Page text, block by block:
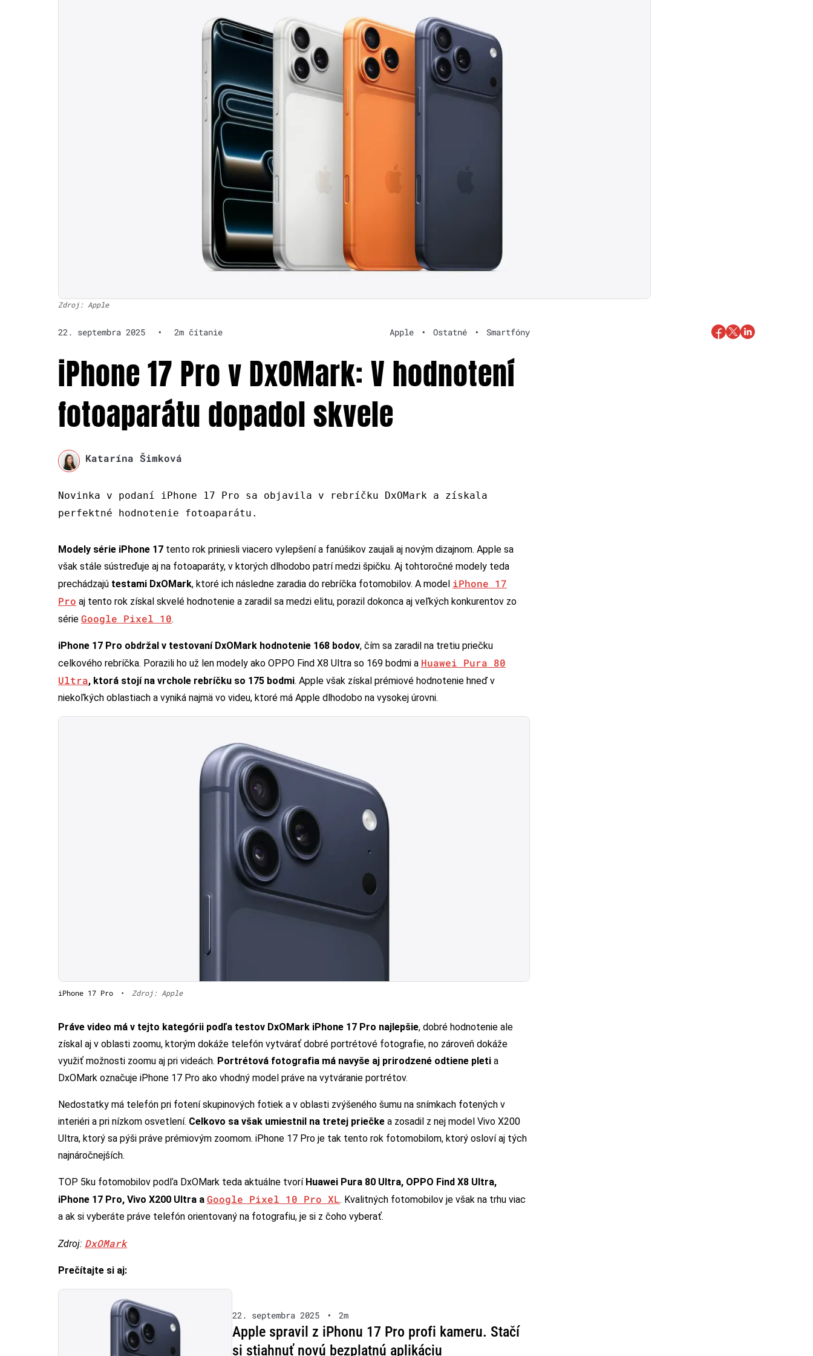
Zdroj: Apple
22. septembra 2025 • 2m čítanie Apple • Ostatné • Smartfóny
iPhone 17 Pro v DxOMark: V hodnotení
fotoaparátu dopadol skvele
Katarína Šimková
Novinka v podaní iPhone 17 Pro sa objavila v rebríčku DxOMark a získala
perfektné hodnotenie fotoaparátu.
Modely série iPhone 17 tento rok priniesli viacero vylepšení a fanúšikov zaujali aj novým dizajnom. Apple sa
však stále sústreďuje aj na fotoaparáty, v ktorých dlhodobo patrí medzi špičku. Aj tohtoročné modely teda
prechádzajú testami DxOMark, ktoré ich následne zaradia do rebríčka fotomobilov. A model iPhone 17
Pro aj tento rok získal skvelé hodnotenie a zaradil sa medzi elitu, porazil dokonca aj veľkých konkurentov zo
série Google Pixel 10.
iPhone 17 Pro obdržal v testovaní DxOMark hodnotenie 168 bodov, čím sa zaradil na tretiu priečku
celkového rebríčka. Porazili ho už len modely ako OPPO Find X8 Ultra so 169 bodmi a Huawei Pura 80
Ultra, ktorá stojí na vrchole rebríčku so 175 bodmi. Apple však získal prémiové hodnotenie hneď v
niekoľkých oblastiach a vyniká najmä vo videu, ktoré má Apple dlhodobo na vysokej úrovni.
iPhone 17 Pro • Zdroj: Apple
Práve video má v tejto kategórii podľa testov DxOMark iPhone 17 Pro najlepšie, dobré hodnotenie ale
získal aj v oblasti zoomu, ktorým dokáže telefón vytvárať dobré portrétové fotografie, no zároveň dokáže
využiť možnosti zoomu aj pri videách. Portrétová fotografia má navyše aj prirodzené odtiene pleti a
DxOMark označuje iPhone 17 Pro ako vhodný model práve na vytváranie portrétov.
Nedostatky má telefón pri fotení skupinových fotiek a v oblasti zvýšeného šumu na snímkach fotených v
interiéri a pri nízkom osvetlení. Celkovo sa však umiestnil na tretej priečke a zosadil z nej model Vivo X200
Ultra, ktorý sa pýši práve prémiovým zoomom. iPhone 17 Pro je tak tento rok fotomobilom, ktorý osloví aj tých
najnáročnejších.
TOP 5ku fotomobilov podľa DxOMark teda aktuálne tvorí Huawei Pura 80 Ultra, OPPO Find X8 Ultra,
iPhone 17 Pro, Vivo X200 Ultra a Google Pixel 10 Pro XL. Kvalitných fotomobilov je však na trhu viac
a ak si vyberáte práve telefón orientovaný na fotografiu, je si z čoho vyberať.
Zdroj: DxOMark
Prečítajte si aj:
22. septembra 2025 • 2m
Apple spravil z iPhonu 17 Pro profi kameru. Stačí
si stiahnuť novú bezplatnú aplikáciu